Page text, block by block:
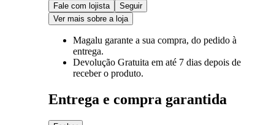
Fale com lojista
Seguir
Ver mais sobre a loja
Magalu garante a sua compra, do pedido à
entrega.
Devolução Gratuita em até 7 dias depois de
receber o produto.
Entrega e compra garantida